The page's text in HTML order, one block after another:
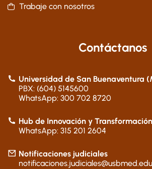
Trabaje con nosotros
Contáctanos
Universidad de San Buenaventura
PBX: (604) 5145600
WhatsApp: 300 702 8720
Hub de Innovación y
WhatsApp: 315 201 2604
Notificaciones judiciales